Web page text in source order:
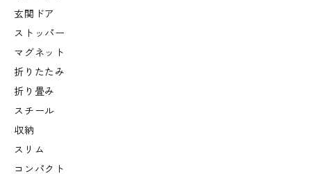
玄関ドア
ストッパー
マグネット
折りたたみ
折り畳み
スチール
収納
スリム
コンパクト